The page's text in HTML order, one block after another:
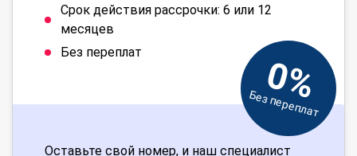
Срок действия рассрочки: 6 или 12
месяцев
Без переплат
0%
Без переплат
Оставьте свой номер, и наш специалист